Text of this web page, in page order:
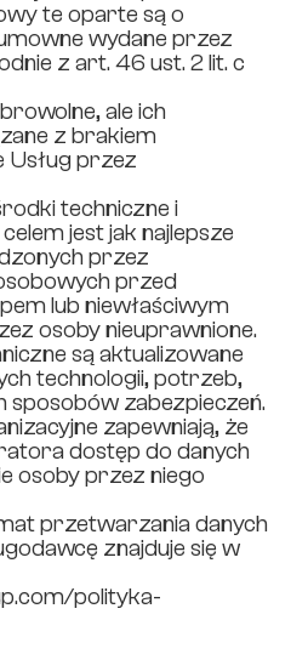
te oparte są o
wydane przez
z art. 46 ust. 2 lit. c
ale ich
z brakiem
Usług przez
techniczne i
jest jak najlepsze
przez
przed
lub niewłaściwym
osoby nieuprawnione.
są aktualizowane
technologii, potrzeb,
sposobów zabezpieczeń.
zapewniają, że
dostęp do danych
osoby przez niego
przetwarzania danych
znajduje się w
polityka-